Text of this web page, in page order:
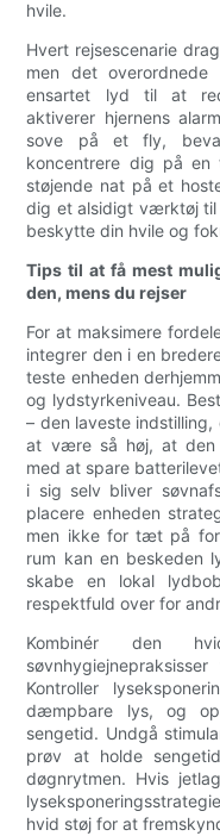
hvile.
Hvert rejsescenarie
men det
ensartet lyd til at
aktiverer hjernens
sove på et fly,
koncentrere dig på en
støjende nat på et
dig et alsidigt værktøj til
beskytte din hvile og
Tips til at få mest
den, mens du rejser
For at maksimere
integrer den i en
teste enheden
og lydstyrkeniveau.
– den laveste
at være så høj, at den
med at spare
i sig selv bliver
placere enheden
men ikke for tæt på for
rum kan en beskeden
skabe en lokal
respektfuld over for
Kombinér den
Kontroller
dæmpbare lys, og
sengetid. Undgå
prøv at holde
døgnrytmen. Hvis
hvid støj for at